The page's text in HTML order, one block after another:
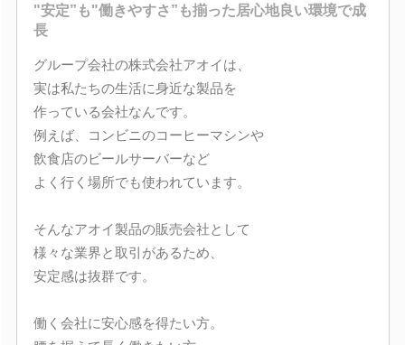
"安定”も"働きやすさ”も揃った居心地良い環境で成
長
グループ会社の株式会社アオイは、
実は私たちの生活に身近な製品を
作っている会社なんです。
例えば、コンビニのコーヒーマシンや
飲食店のビールサーバーなど
よく行く場所でも使われています。
そんなアオイ製品の販売会社として
様々な業界と取引があるため、
安定感は抜群です。
働く会社に安心感を得たい方。